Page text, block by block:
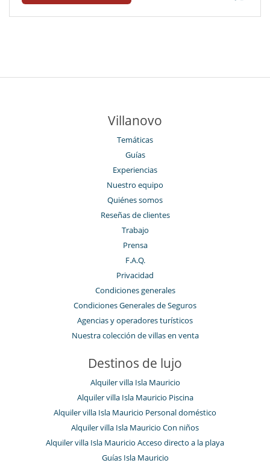
Villanovo
Temáticas
Guías
Experiencias
Nuestro equipo
Quiénes somos
Reseñas de clientes
Trabajo
Prensa
F.A.Q.
Privacidad
Condiciones generales
Condiciones Generales de Seguros
Agencias y operadores turísticos
Nuestra colección de villas en venta
Destinos de lujo
Alquiler villa Isla Mauricio
Alquiler villa Isla Mauricio Piscina
Alquiler villa Isla Mauricio Personal doméstico
Alquiler villa Isla Mauricio Con niños
Alquiler villa Isla Mauricio Acceso directo a la playa
Guías Isla Mauricio